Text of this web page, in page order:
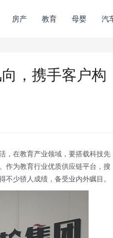
房产 教育 母婴 汽
，携手客户构
，在教育产业领域，要搭载科技先
作为教育行业优质供应链平台，搜
少骄人成绩，备受业内外瞩目。